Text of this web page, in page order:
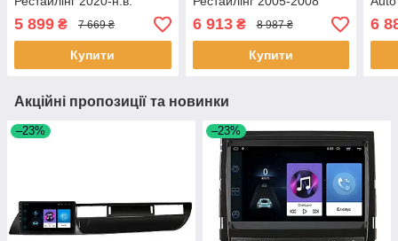
2/32Gb/ Wi-Fi Base Хонда
8 шт.
5 899 ₴ 7 669 ₴
Купити
Optima GPS Andr 26 шт.
6 913₴ 8 987 ₴
Купити
1 шт.
6
Акційні пропозиції та новинки
–23% –23%